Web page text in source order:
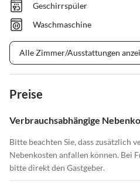
Geschirrspüler
Waschmaschine
Alle Zimmer/Ausstattungen
Preise
Verbrauchsabhängige
Bitte beachten Sie, dass zusätzlich
Nebenkosten anfallen können. Bei
bitte direkt den Gastgeber.